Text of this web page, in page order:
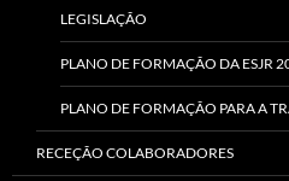
LEGISLAÇÃO
PLANO DE FORMAÇÃO DA ESJR
PLANO DE FORMAÇÃO PARA A
RECEÇÃO COLABORADORES